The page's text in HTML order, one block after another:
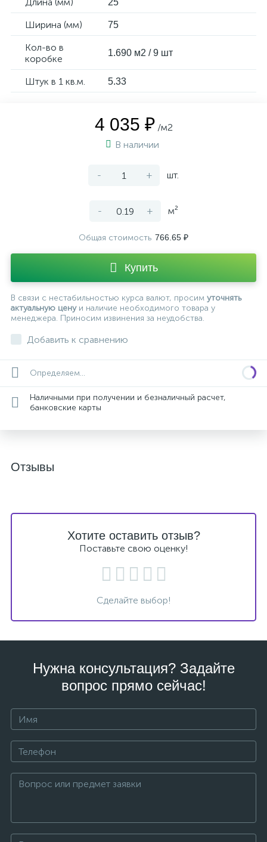
25
Ширина (мм) 75
Кол-во в
коробке
1.690 м2 / 9 шт
Штук в 1 кв.м. 5.33
4 035 ₽ /м2
В наличии
- + шт.
- + м²
Общая стоимость 766.65 ₽
Купить
В связи с нестабильностью курса валют, просим уточнять
актуальную ценуи наличие необходимого товара у
менеджера. Приносим извинения за неудобства.
Добавить к сравнению
Определяем...
Наличными при получении и безналичный расчет,
банковские карты
Отзывы
Хотите оставить отзыв?
Поставьте свою оценку!
Сделайте выбор!
Нужна консультация? Задайте
вопрос прямо сейчас!